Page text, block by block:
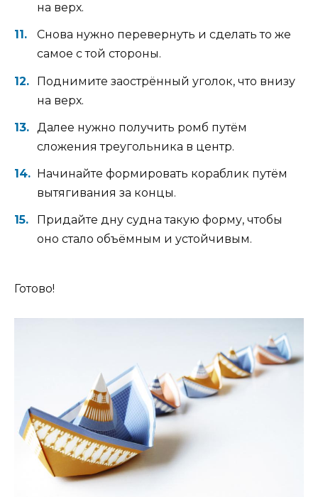
на верх.
Снова нужно перевернуть и сделать то же
самое с той стороны.
Поднимите заострённый уголок, что внизу
на верх.
Далее нужно получить ромб путём
сложения треугольника в центр.
Начинайте формировать кораблик путём
вытягивания за концы.
Придайте дну судна такую форму, чтобы
оно стало объёмным и устойчивым.
Готово!